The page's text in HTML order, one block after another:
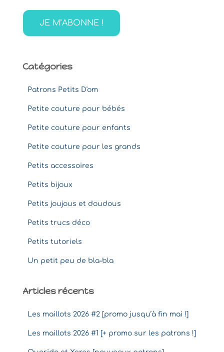
h
r
Catégories
Patrons Petits D'om
Petite couture pour bébés
Petite couture pour enfants
Petite couture pour les grands
Petits accessoires
Petits bijoux
Petits joujous et doudous
Petits trucs déco
Petits tutoriels
Un petit peu de bla-bla
Articles récents
Les maillots 2026 #2 [promo jusqu’à fin mai !]
Les maillots 2026 #1 [+ promo sur les patrons !]